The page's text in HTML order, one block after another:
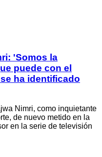
'Somos la
puede con el
ha identificado
Nimri, como inquietante
de nuevo metido en la
en la serie de televisión